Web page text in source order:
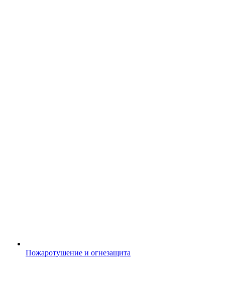
Пожаротушение и огнезащита